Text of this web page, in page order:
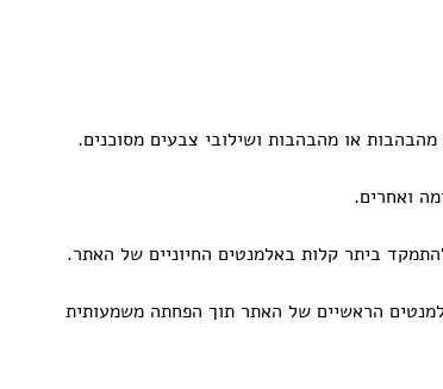
או מהבהבות ושילובי צבעים מסוכנים.
ואחרים.
ביתר קלות באלמנטים החיוניים של האתר.
הראשיים של האתר תוך הפחתה משמעותית